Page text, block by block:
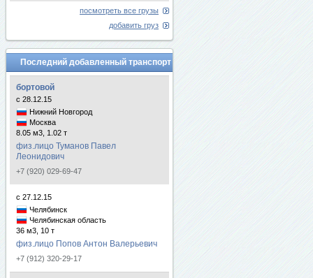
посмотреть все грузы
добавить груз
Последний добавленный транспорт
бортовой
с 28.12.15
Нижний Новгород
Москва
8.05 м3, 1.02 т
физ.лицо Туманов Павел
Леонидович
+7 (920) 029-69-47
с 27.12.15
Челябинск
Челябинская область
36 м3, 10 т
физ.лицо Попов Антон Валерьевич
+7 (912) 320-29-17